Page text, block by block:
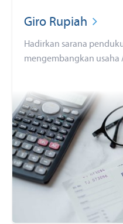
Giro Rupiah
Hadirkan sarana
mengembangkan usaha